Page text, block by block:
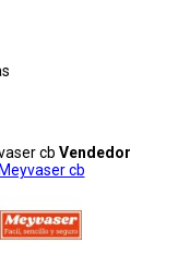
Vendedor
Meyvaser cb